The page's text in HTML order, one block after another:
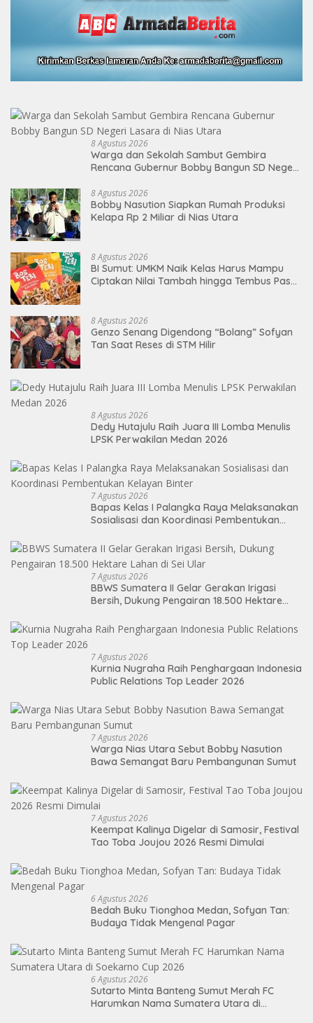
8 Agustus 2026
Warga dan Sekolah Sambut Gembira
Rencana Gubernur Bobby Bangun SD Negeri
8 Agustus 2026
Bobby Nasution Siapkan Rumah Produksi
Kelapa Rp 2 Miliar di Nias Utara
8 Agustus 2026
BI Sumut: UMKM Naik Kelas Harus Mampu
Ciptakan Nilai Tambah hingga Tembus Pasar
8 Agustus 2026
Genzo Senang Digendong “Bolang” Sofyan
Tan Saat Reses di STM Hilir
8 Agustus 2026
Dedy Hutajulu Raih Juara III Lomba Menulis
LPSK Perwakilan Medan 2026
7 Agustus 2026
Bapas Kelas I Palangka Raya Melaksanakan
Sosialisasi dan Koordinasi Pembentukan
7 Agustus 2026
BBWS Sumatera II Gelar Gerakan Irigasi
Bersih, Dukung Pengairan 18.500 Hektare
7 Agustus 2026
Kurnia Nugraha Raih Penghargaan Indonesia
Public Relations Top Leader 2026
7 Agustus 2026
Warga Nias Utara Sebut Bobby Nasution
Bawa Semangat Baru Pembangunan Sumut
7 Agustus 2026
Keempat Kalinya Digelar di Samosir, Festival
Tao Toba Joujou 2026 Resmi Dimulai
6 Agustus 2026
Bedah Buku Tionghoa Medan, Sofyan Tan:
Budaya Tidak Mengenal Pagar
6 Agustus 2026
Sutarto Minta Banteng Sumut Merah FC
Harumkan Nama Sumatera Utara di